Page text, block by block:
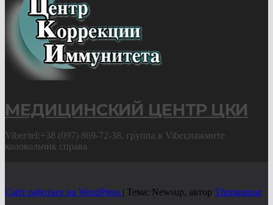
МЕДИЦИНСКИЙ ЦЕНТР ЦКИ
Viber/tel:+38 (097) 869-72-38, группа в Viber,нажмите
колокольчик справа
Сайт работает на WordPress | Тема: Newsup, автор Themeansar